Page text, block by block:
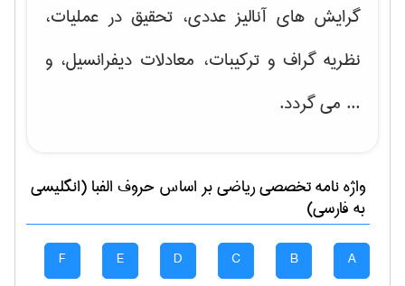
گرایش های آنالیز عددی، تحقیق در عملیات،
نظریه گراف و تركیبات، معادلات دیفرانسیل، و
... می گردد.
واژه نامه تخصصیرياضیبر اساس حروف الفبا (انگلیسی
به فارسی)
A
B
C
D
E
F